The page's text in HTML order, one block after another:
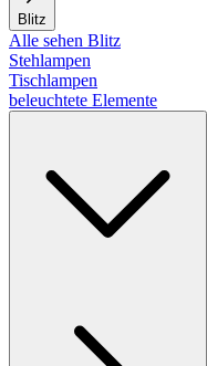
Blitz
Alle sehen Blitz
Stehlampen
Tischlampen
beleuchtete Elemente